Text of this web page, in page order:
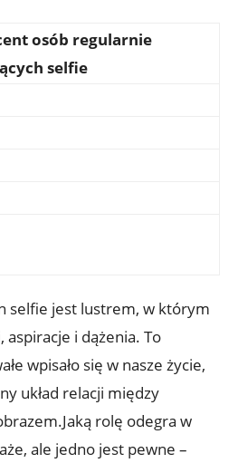
osób regularnie
selfie
selfie jest lustrem, w którym
aspiracje⁣ i dążenia.⁢ To
wpisało się w nasze życie,
​układ relacji między
rolę⁤ odegra w
ale⁣ jedno jest ⁤pewne‍ –